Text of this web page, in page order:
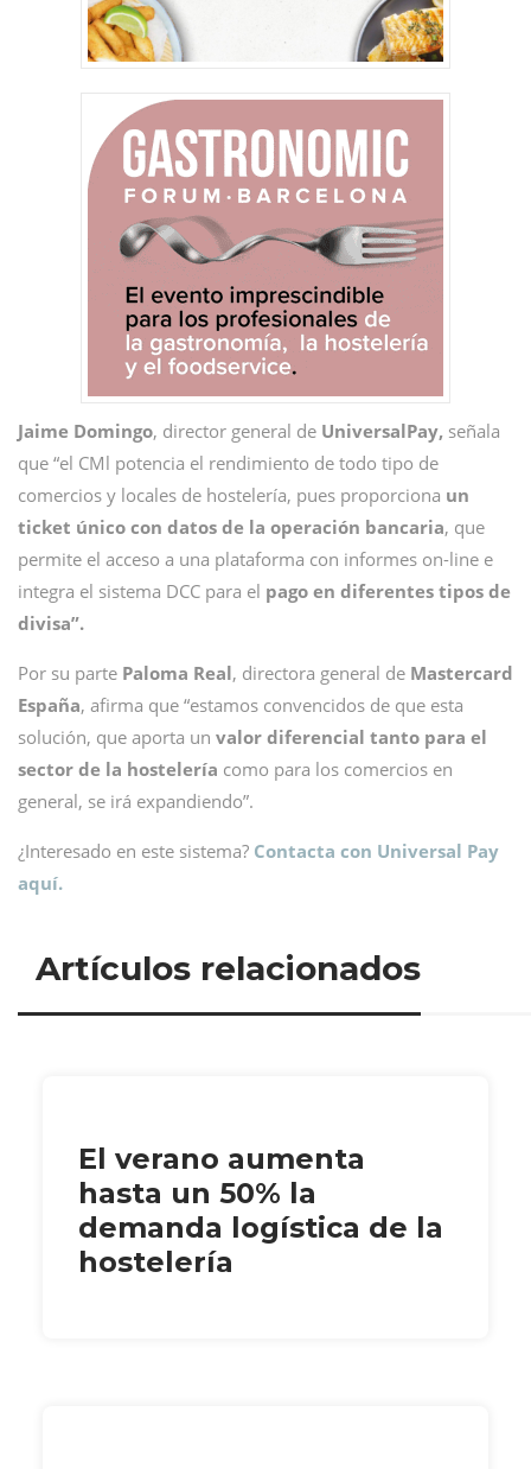
Jaime Domingo, director general de UniversalPay, señala
que “el CMl potencia el rendimiento de todo tipo de
comercios y locales de hostelería, pues proporciona un
ticket único con datos de la operación bancaria, que
permite el acceso a una plataforma con informes on-line e
integra el sistema DCC para el pago en diferentes tipos de
divisa”.
Por su parte Paloma Real, directora general de Mastercard
España, afirma que “estamos convencidos de que esta
solución, que aporta un valor diferencial tanto para el
sector de la hostelería como para los comercios en
general, se irá expandiendo”.
¿Interesado en este sistema? Contacta con Universal Pay
aquí.
Artículos relacionados
El verano aumenta
hasta un 50% la
demanda logística de la
hostelería